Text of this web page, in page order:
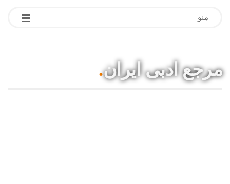
منو
مرجع ادبی ایران.